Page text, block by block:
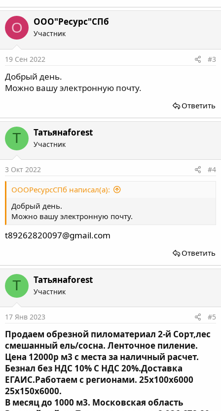
О ООО"Ресурс"СПб
Участник
19 Сен 2022 #3
Добрый день.
Можно вашу электронную почту.
Ответить
Т Татьянаforest
Участник
3 Окт 2022 #4
ОООРесурсСПб написал(а):
Добрый день.
Можно вашу электронную почту.
t89262820097@gmail.com
Ответить
Т Татьянаforest
Участник
17 Янв 2023 #5
Продаем обрезной пиломатериал 2-й Сорт,лес
смешанный ель/сосна. Ленточное пиление.
Цена 12000р м3 с места за наличный расчет.
Безнал без НДС 10% С НДС 20%.Доставка
ЕГАИС.Работаем с регионами. 25х100х6000
25х150х6000.
В месяц до 1000 м3. Московская область